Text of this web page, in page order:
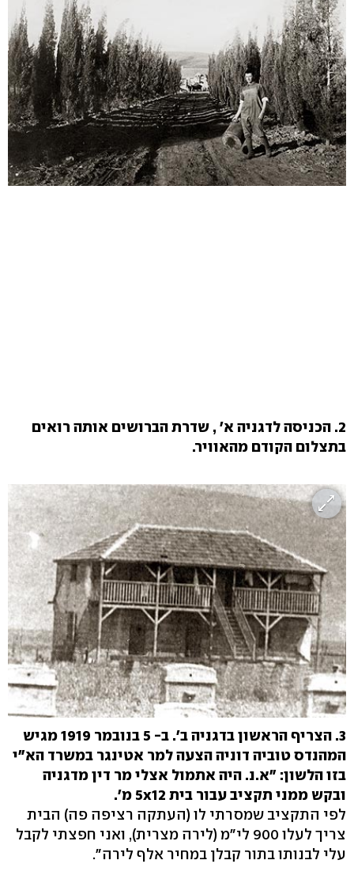
2. הכניסה לדגניה א' , שדרת הברושים אותה רואים
בתצלום הקודם מהאוויר.
3. הצריף הראשון בדגניה ב'. ב- 5 בנובמר 1919 מגיש
המהנדס טוביה דוניה הצעה למר אטינגר במשרד הא"י
בזו הלשון: "א.נ. היה אתמול אצלי מר דין מדגניה
ובקש ממני תקציב עבור בית 5x12 מ'.
לפי התקציב שמסרתי לו (העתקה רציפה פה) הבית
צריך לעלו 900 לי"מ (לירה מצרית), ואני חפצתי לקבל
עלי לבנותו בתור קבלן במחיר אלף לירה".